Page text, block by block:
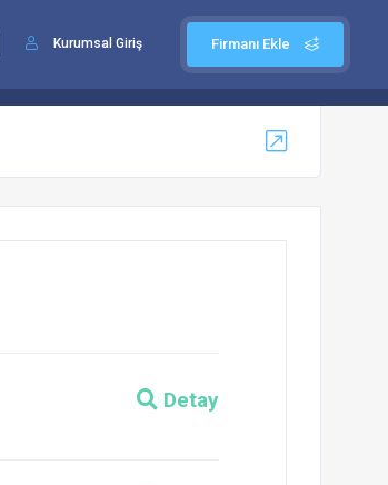
Firmanı Ekle
Kurumsal Giriş
Detay